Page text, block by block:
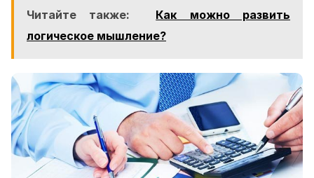
Читайте также:
Как можно развить
логическое мышление?